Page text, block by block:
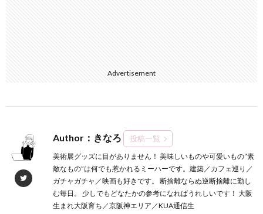
Advertisement
Author：きなろ 投稿一覧
美術展グッズに目がありません！ 美味しいものや可愛いもの”素
敵なもの”は何でも惹かれるミーハーです。建築／カフェ巡り／
ガチャガチャ／映画も好きです。 断捨離ならぬ逆断捨離に勤し
む毎日。 少しでもどなたかの参考になればうれしいです！ 大阪
生まれ大阪育ち／京阪神エリア／KUA通信生